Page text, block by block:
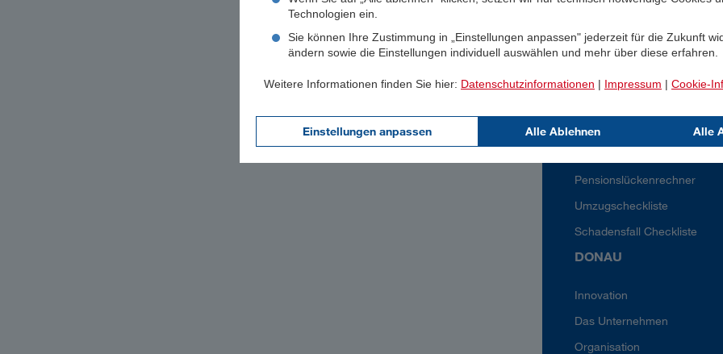
Technologien ein.
Sie können Ihre Zustimmung in „Einstellungen anpassen" jederzeit für die Zukunft
ändern sowie die Einstellungen individuell auswählen und mehr über diese erfahren.
Weitere Informationen finden Sie hier: Datenschutzinformationen | Impressum | Cookie-
Einstellungen anpassen Alle Ablehnen Alle
Informationsblätter
Rechtliches und Compliance
Pensionslückenrechner
Umzugscheckliste
Schadensfall Checkliste
DONAU
Innovation
Das Unternehmen
Organisation